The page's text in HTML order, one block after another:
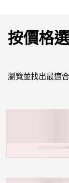
按價格
瀏覽並找出最適